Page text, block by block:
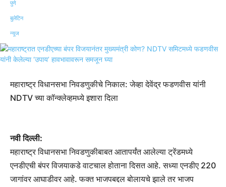
महाराष्ट्र विधानसभा निवडणुकीचे निकाल: जेव्हा देवेंद्र फडणवीस यांनी
NDTV च्या कॉन्क्लेव्हमध्ये इशारा दिला
नवी दिल्ली:
महाराष्ट्र विधानसभा निवडणुकीबाबत आतापर्यंत आलेल्या ट्रेंडमध्ये
एनडीएची बंपर विजयाकडे वाटचाल होताना दिसत आहे. सध्या एनडीए 220
जागांवर आघाडीवर आहे. फक्त भाजपबद्दल बोलायचे झाले तर भाजप